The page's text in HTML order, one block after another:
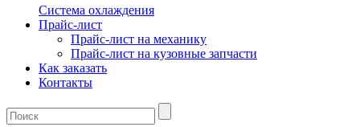
Система охлаждения
Прайс-лист
Прайс-лист на механику
Прайс-лист на кузовные запчасти
Как заказать
Контакты